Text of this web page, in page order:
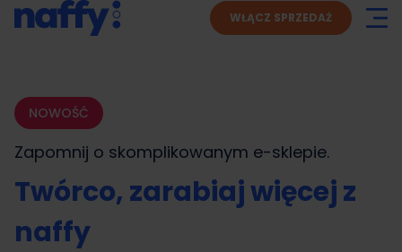
WŁĄCZ SPRZEDAŻ
NOWOŚĆ
Zapomnij o skomplikowanym e-sklepie.
Twórco, zarabiaj więcej z
naffy